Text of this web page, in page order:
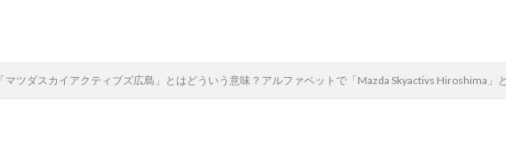
「マツダスカイアクティブズ広島」とはどういう意味？アルファベットで「Mazda Skyactivs Hiroshima」